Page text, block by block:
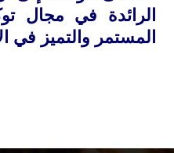
اتصل بنا
الرائدة في مجال
المستمر والتميز في